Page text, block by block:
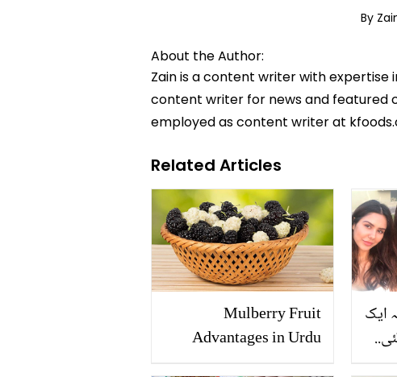
By
About the Author:
Zain is a content writer with expertise
content writer for news and featured
employed as content writer at
Related Articles
Mulberry Fruit
Advantages in Urdu
ایک